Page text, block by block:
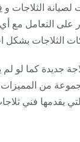
الثلاجات و
على التعامل مع
الثلاجات بشكل
جديدة كما لو لم
من
يقدمها فني